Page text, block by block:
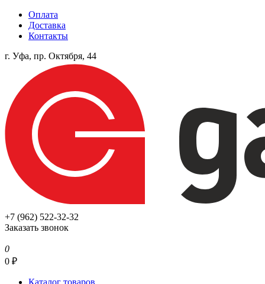
Оплата
Доставка
Контакты
г. Уфа, пр. Октября, 44
+7 (962) 522-32-32
Заказать звонок
0
0 ₽
Каталог товаров